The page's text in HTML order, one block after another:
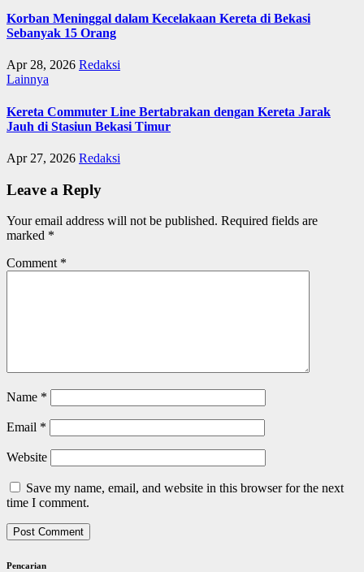
Korban Meninggal dalam Kecelakaan Kereta di Bekasi
Sebanyak 15 Orang
Apr 28, 2026 Redaksi
Lainnya
Kereta Commuter Line Bertabrakan dengan Kereta Jarak
Jauh di Stasiun Bekasi Timur
Apr 27, 2026 Redaksi
Leave a Reply
Your email address will not be published. Required fields are
marked *
Comment *
Name *
Email *
Website
Save my name, email, and website in this browser for the next
time I comment.
Pencarian